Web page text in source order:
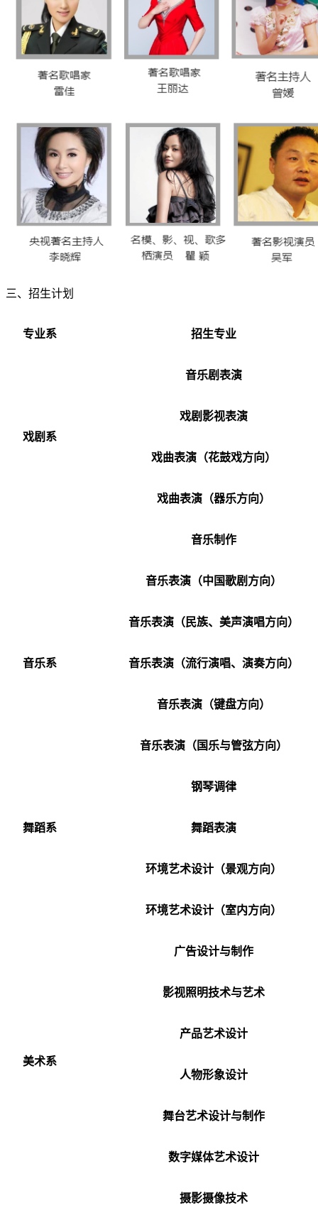
三、招生计划
专业系 招生专业
戏剧系
音乐剧表演
戏剧影视表演
戏曲表演（花鼓戏方向）
戏曲表演（器乐方向）
音乐系
音乐制作
音乐表演（中国歌剧方向）
音乐表演（民族、美声演唱方向）
音乐表演（流行演唱、演奏方向）
音乐表演（键盘方向）
音乐表演（国乐与管弦方向）
钢琴调律
舞蹈系 舞蹈表演
美术系
环境艺术设计（景观方向）
环境艺术设计（室内方向）
广告设计与制作
影视照明技术与艺术
产品艺术设计
人物形象设计
舞台艺术设计与制作
数字媒体艺术设计
摄影摄像技术